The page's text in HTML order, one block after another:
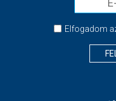
Elfogadom